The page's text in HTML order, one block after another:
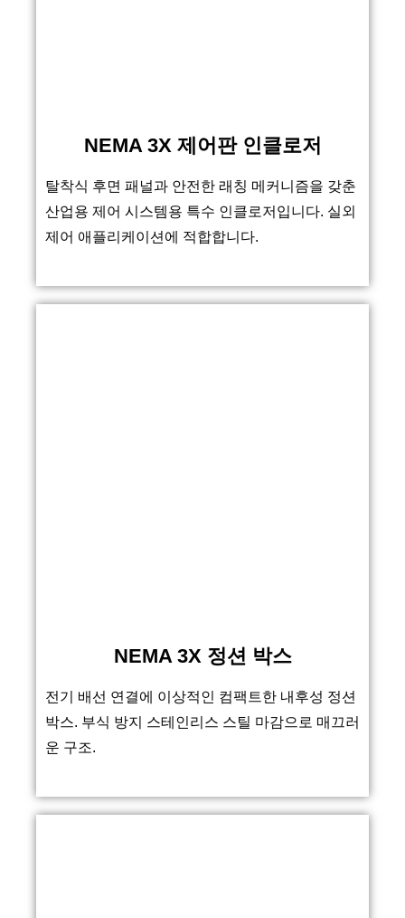
NEMA 3X 제어판 인클로저
탈착식 후면 패널과 안전한 래칭 메커니즘을 갖춘
산업용 제어 시스템용 특수 인클로저입니다. 실외
제어 애플리케이션에 적합합니다.
NEMA 3X 정션 박스
전기 배선 연결에 이상적인 컴팩트한 내후성 정션
박스. 부식 방지 스테인리스 스틸 마감으로 매끄러
운 구조.